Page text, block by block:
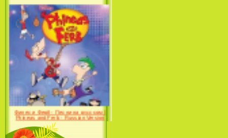
Фархат: Принц Персии /
Farhat: The Prince of the
Desert (сериал) (2004)
Финес и Ферб - Песни на русском /
Phineas and Ferb - Russian Version
(2009-2011)